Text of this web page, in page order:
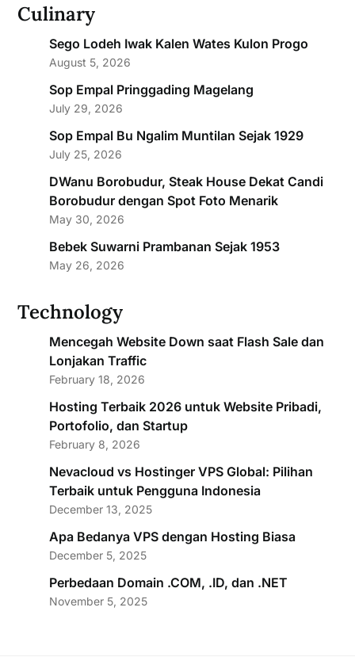
Culinary
Sego Lodeh Iwak Kalen Wates Kulon Progo
August 5, 2026
Sop Empal Pringgading Magelang
July 29, 2026
Sop Empal Bu Ngalim Muntilan Sejak 1929
July 25, 2026
DWanu Borobudur, Steak House Dekat Candi
Borobudur dengan Spot Foto Menarik
May 30, 2026
Bebek Suwarni Prambanan Sejak 1953
May 26, 2026
Technology
Mencegah Website Down saat Flash Sale dan
Lonjakan Traffic
February 18, 2026
Hosting Terbaik 2026 untuk Website Pribadi,
Portofolio, dan Startup
February 8, 2026
Nevacloud vs Hostinger VPS Global: Pilihan
Terbaik untuk Pengguna Indonesia
December 13, 2025
Apa Bedanya VPS dengan Hosting Biasa
December 5, 2025
Perbedaan Domain .COM, .ID, dan .NET
November 5, 2025